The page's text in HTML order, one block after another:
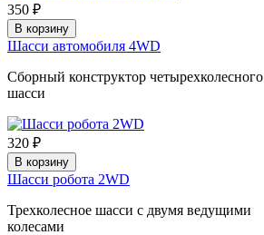
350 ₽
В корзину
Шасси автомобиля 4WD
Сборный конструктор четырехколесного
шасси
320 ₽
В корзину
Шасси робота 2WD
Трехколесное шасси с двумя ведущими
колесами